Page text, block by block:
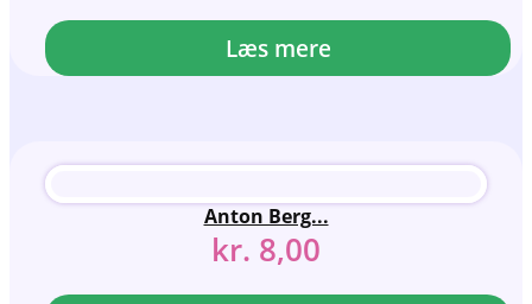
Læs mere
Anton Berg...
kr. 8,00